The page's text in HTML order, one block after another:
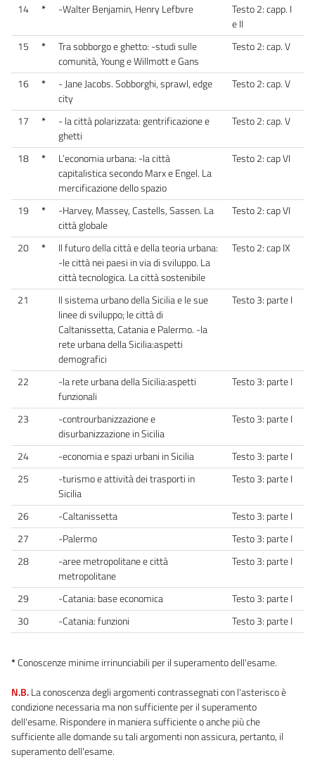
14
* -Walter Benjamin, Henry Lefbvre
Testo 2: capp. I
e II
15
*
Tra sobborgo e ghetto: -studi sulle
comunità, Young e Willmott e Gans
Testo 2: cap. V
16 *
- Jane Jacobs. Sobborghi, sprawl, edge
city
Testo 2: cap. V
17 *
- la città polarizzata: gentrificazione e
ghetti
Testo 2: cap. V
18 *
L’economia urbana: -la città
capitalistica secondo Marx e Engel. La
mercificazione dello spazio
Testo 2: cap VI
19 *
-Harvey, Massey, Castells, Sassen. La
città globale
Testo 2: cap VI
20 *
Il futuro della città e della teoria urbana:
-le città nei paesi in via di sviluppo. La
città tecnologica. La città sostenibile
Testo 2: cap IX
21
Il sistema urbano della Sicilia e le sue
linee di sviluppo; le città di
Caltanissetta, Catania e Palermo. -la
rete urbana della Sicilia:aspetti
demografici
Testo 3: parte I
22
-la rete urbana della Sicilia:aspetti
funzionali
Testo 3: parte I
23
-controurbanizzazione e
disurbanizzazione in Sicilia
Testo 3: parte I
24 -economia e spazi urbani in Sicilia
Testo 3: parte I
25
-turismo e attività dei trasporti in
Sicilia
Testo 3: parte I
26 -Caltanissetta
Testo 3: parte I
27
-Palermo
Testo 3: parte I
28
-aree metropolitane e città
metropolitane
Testo 3: parte I
29 -Catania: base economica
Testo 3: parte I
30
-Catania: funzioni Testo 3: parte I
*Conoscenze minime irrinunciabili per il superamento dell'esame.
N.B.La conoscenza degli argomenti contrassegnati con l'asterisco è
condizione necessaria ma non sufficiente per il superamento
dell'esame. Rispondere in maniera sufficiente o anche più che
sufficiente alle domande su tali argomenti non assicura, pertanto, il
superamento dell'esame.